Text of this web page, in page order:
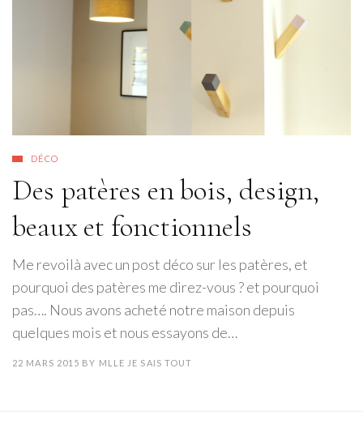
DÉCO
Des patères en bois, design,
beaux et fonctionnels
Me revoilà avec un post déco sur les patères, et
pourquoi des patères me direz-vous ? et pourquoi
pas…. Nous avons acheté notre maison depuis
quelques mois et nous essayons de…
22 MARS 2015 BY MLLE JE SAIS TOUT